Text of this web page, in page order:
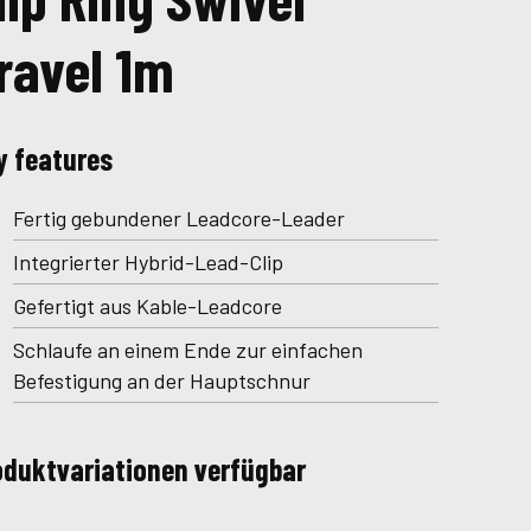
1m
features
Fertig gebundener Leadcore-Leader
Integrierter Hybrid-Lead-Clip
Gefertigt aus Kable-Leadcore
Schlaufe an einem Ende zur einfachen
Befestigung an der Hauptschnur
verfügbar